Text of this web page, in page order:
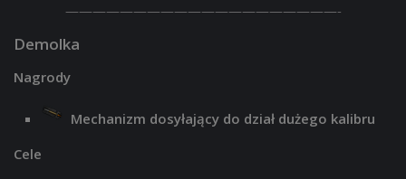
————————————————————-
Demolka
Nagrody
Mechanizm dosyłający do dział dużego kalibru
Cele